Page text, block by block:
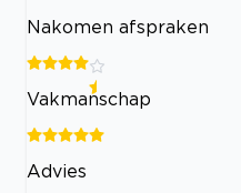
Nakomen afspraken
Vakmanschap
Advies